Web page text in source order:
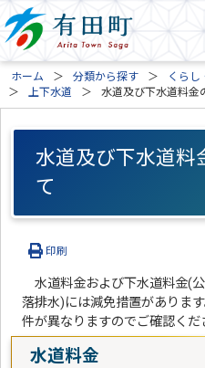
ホーム 分類から探す くらし
上下水道
水道及び下水道料金
水道及び下水道料
て
印刷
水道料金および下水道料金(
落排水)には減免措置がありま
件が異なりますのでご確認くだ
水道料金